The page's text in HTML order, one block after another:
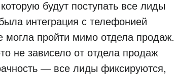
будут поступать все лиды
интеграция с телефонией
могла пройти мимо отдела продаж.
не зависело от отдела продаж
— все лиды фиксируются,